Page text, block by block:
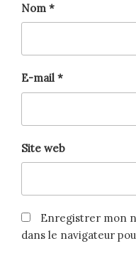
Nom *
E-mail *
Site web
Enregistrer mon
dans le navigateur